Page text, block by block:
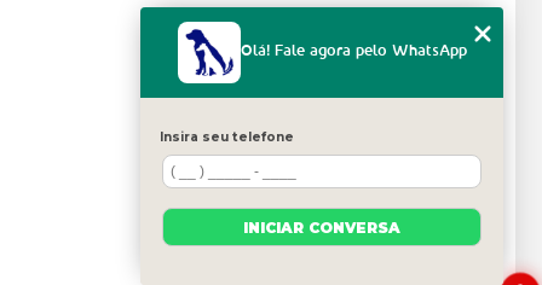
QUEM SOMOS
BLOG
FILHOTES
Olá! Fale agora pelo WhatsApp
Insira seu telefone
INICIAR CONVERSA